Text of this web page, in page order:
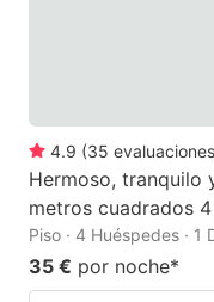
4.9 (35 evaluaciones
Hermoso, tranquilo
metros cuadrados
Piso · 4 Huéspedes · 1
35 € por noche*